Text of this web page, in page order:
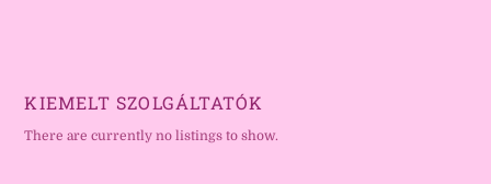
KIEMELT SZOLGÁLTATÓK
There are currently no listings to show.